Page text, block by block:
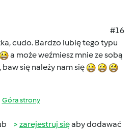
#16
cudo. Bardzo lubię tego typu
a może weźmiesz mnie ze sobą
się należy nam się
Góra strony
zarejestruj sięaby dodawać